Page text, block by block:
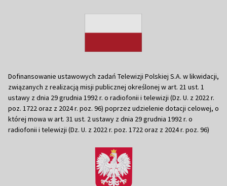
Dofinansowanie ustawowych zadań Telewizji Polskiej S.A. w likwidacji,
związanych z realizacją misji publicznej określonej w art. 21 ust. 1
ustawy z dnia 29 grudnia 1992 r. o radiofonii i telewizji (Dz. U. z 2022 r.
poz. 1722 oraz z 2024 r. poz. 96) poprzez udzielenie dotacji celowej, o
której mowa w art. 31 ust. 2 ustawy z dnia 29 grudnia 1992 r. o
radiofonii i telewizji (Dz. U. z 2022 r. poz. 1722 oraz z 2024 r. poz. 96)